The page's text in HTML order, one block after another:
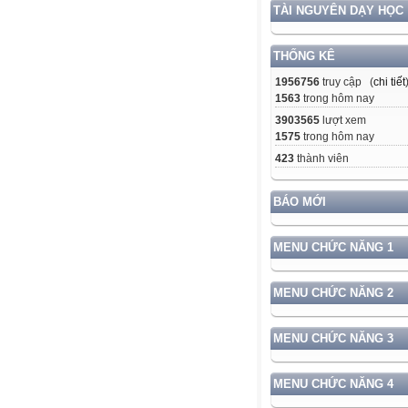
TÀI NGUYÊN DẠY HỌC
THỐNG KÊ
1956756 truy cập (chi tiết)
1563 trong hôm nay
3903565 lượt xem
1575 trong hôm nay
423 thành viên
BÁO MỚI
MENU CHỨC NĂNG 1
MENU CHỨC NĂNG 2
MENU CHỨC NĂNG 3
MENU CHỨC NĂNG 4